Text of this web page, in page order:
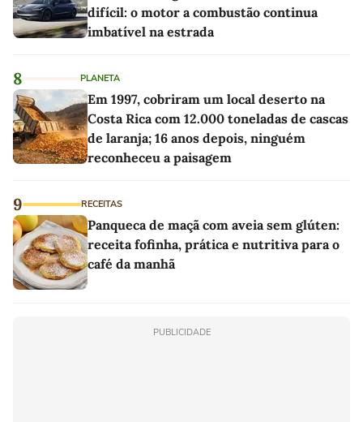
difícil: o motor a combustão continua
imbatível na estrada
8 PLANETA
Em 1997, cobriram um local deserto na
Costa Rica com 12.000 toneladas de cascas
de laranja; 16 anos depois, ninguém
reconheceu a paisagem
9 RECEITAS
Panqueca de maçã com aveia sem glúten:
receita fofinha, prática e nutritiva para o
café da manhã
PUBLICIDADE